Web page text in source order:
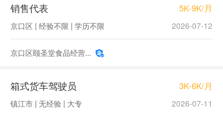
销售代表 5K-9K/月
京口区 | 经验不限 | 学历不限 2026-07-12
京口区颐圣堂食品经营...
箱式货车驾驶员 3K-6K/月
镇江市 | 无经验 | 大专 2026-07-11